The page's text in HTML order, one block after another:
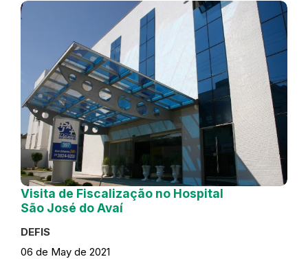
Visita de Fiscalização no Hospital
São José do Avaí
DEFIS
06 de May de 2021